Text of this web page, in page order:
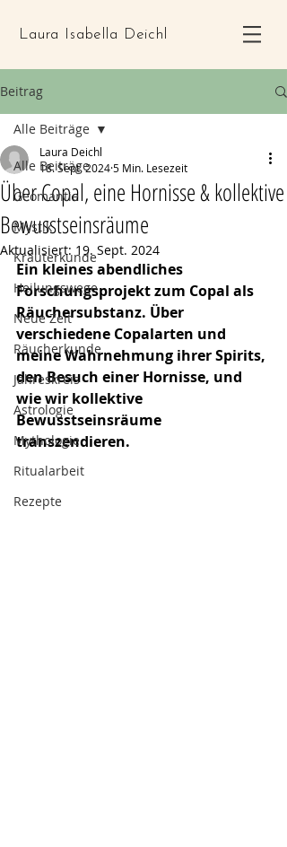
Laura Isabella Deichl
Beitrag
Alle Beiträge
Geomantie
Mystik
Kräuterkunde
Heilungswege
Neue Zeit
Räucherkunde
Jahreskreis
Astrologie
Mythologie
Ritualarbeit
Rezepte
Alle Beiträge
Über Copal, eine Hornisse & kollektive
Bewusstseinsräume
Laura Deichl
18. Sept. 20245 Min. Lesezeit
Aktualisiert: 19. Sept. 2024
Ein kleines abendliches
Forschungsprojekt zum Copal als
Räuchersubstanz. Über
verschiedene Copalarten und
meine Wahrnehmung ihrer Spirits,
den Besuch einer Hornisse, und
wie wir kollektive
Bewusstseinsräume
transzendieren.